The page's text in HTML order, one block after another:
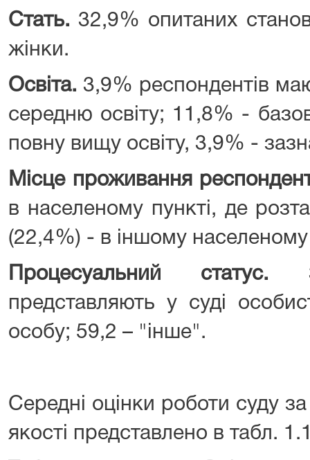
Стать. 32,9% опитаних
жінки.
Освіта. 3,9% респондентів
середню освіту; 11,8% -
повну вищу освіту, 3,9% -
Місце проживання
в населеному пункті, де
(22,4%) - в іншому населеному
Процесуальний статус.
представляють у суді
особу; 59,2 – "інше".
Середні оцінки роботи суду
якості представлено в табл.